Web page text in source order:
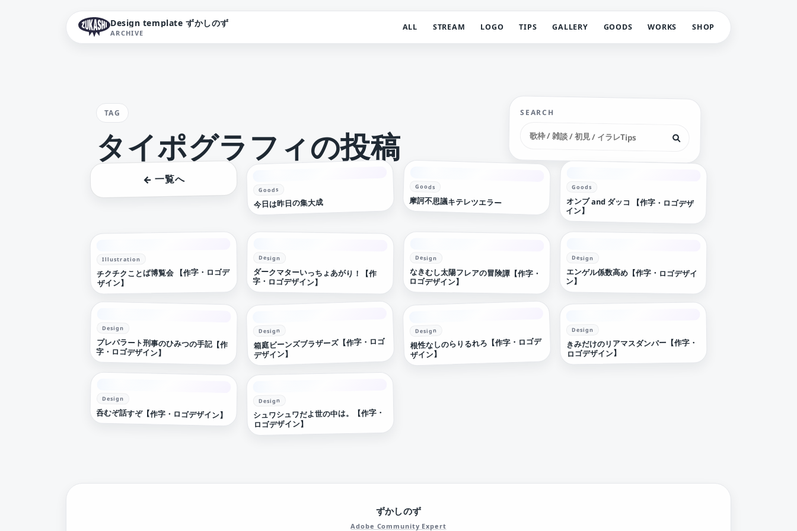
Design template ずかしのず
ARCHIVE
ALL STREAM LOGO TIPS GALLERY GOODS WORKS SHOP
TAG
タイポグラフィの投稿
SEARCH
← 一覧へ
Goods
今日は昨日の集大成
Goods
摩訶不思議キテレツエラー
Goods
オンブ and ダッコ 【作字・ロゴデザ
イン】
Illustration
チクチクことば博覧会 【作字・ロゴデ
ザイン】
Design
ダークマターいっちょあがり！【作
字・ロゴデザイン】
Design
なきむし太陽フレアの冒険譚【作字・
ロゴデザイン】
Design
エンゲル係数高め【作字・ロゴデザイ
ン】
Design
プレパラート刑事のひみつの手記【作
字・ロゴデザイン】
Design
箱庭ビーンズブラザーズ【作字・ロゴ
デザイン】
Design
根性なしのらりるれろ【作字・ロゴデ
ザイン】
Design
きみだけのリアマスダンパー【作字・
ロゴデザイン】
Design
呑むぞ話すぞ【作字・ロゴデザイン】
Design
シュワシュワだよ世の中は。【作字・
ロゴデザイン】
ずかしのず
Adobe Community Expert